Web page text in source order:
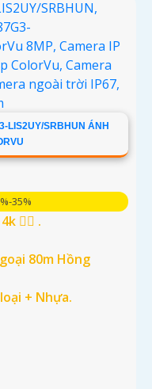
LIS2UY/SRBHUN ÁNH
35%
👍🏾 .
80m Hồng
+ Nhựa.